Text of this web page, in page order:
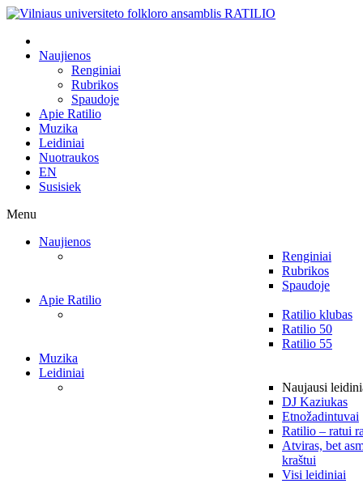
Naujienos
Renginiai
Rubrikos
Spaudoje
Apie Ratilio
Muzika
Leidiniai
Nuotraukos
EN
Susisiek
Menu
Naujienos
Renginiai
Rubrikos
Spaudoje
Apie Ratilio
Ratilio klubas
Ratilio 50
Ratilio 55
Muzika
Leidiniai
Naujausi
DJ Kaziukas
Etnožadintuvai
Ratilio – ratui
Atviras, bet
kraštui
Visi leidiniai